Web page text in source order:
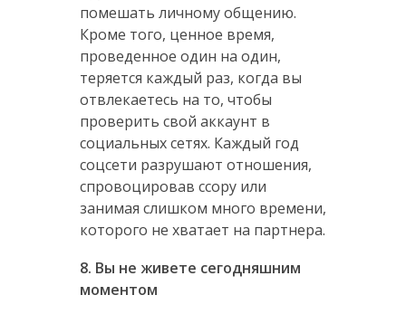
помешать личному общению.
Кроме того, ценное время,
проведенное один на один,
теряется каждый раз, когда вы
отвлекаетесь на то, чтобы
проверить свой аккаунт в
социальных сетях. Каждый год
соцсети разрушают отношения,
спровоцировав ссору или
занимая слишком много времени,
которого не хватает на партнера.
8. Вы не живете сегодняшним
моментом